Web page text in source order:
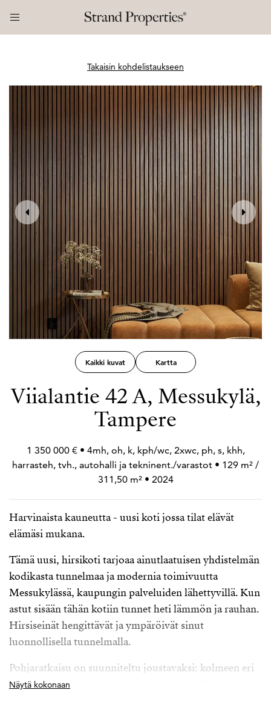
Takaisin kohdelistaukseen
Kaikki kuvat Kartta
Viialantie 42 A, Messukylä,
Tampere
1 350 000 € • 4mh, oh, k, kph/wc, 2xwc, ph, s, khh,
harrasteh, tvh., autohalli ja tekninent./varastot • 129 m² /
311,50 m² • 2024
Harvinaista kauneutta - uusi koti jossa tilat elävät
elämäsi mukana.
Tämä uusi, hirsikoti tarjoaa ainutlaatuisen yhdistelmän
kodikasta tunnelmaa ja modernia toimivuutta
Messukylässä, kaupungin palveluiden lähettyvillä. Kun
astut sisään tähän kotiin tunnet heti lämmön ja rauhan.
Hirsiseinät hengittävät ja ympäröivät sinut
luonnollisella tunnelmalla.
Pohjaratkaisu on suunniteltu joustavaksi: kolmeen eri
kerrokseen jakautuvat tilat antavat mahdollisuuksia
Näytä kokonaan